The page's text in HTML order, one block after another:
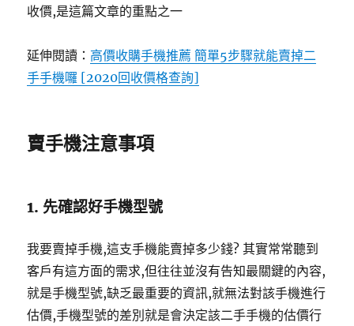
收價,是這篇文章的重點之一
延伸閱讀： 高價收購手機推薦 簡單5步驟就能賣掉二
手手機囉 [2020回收價格查詢]
賣手機注意事項
1. 先確認好手機型號
我要賣掉手機,這支手機能賣掉多少錢? 其實常常聽到
客戶有這方面的需求,但往往並沒有告知最關鍵的內容,
就是手機型號,缺乏最重要的資訊,就無法對該手機進行
估價,手機型號的差別就是會決定該二手手機的估價行